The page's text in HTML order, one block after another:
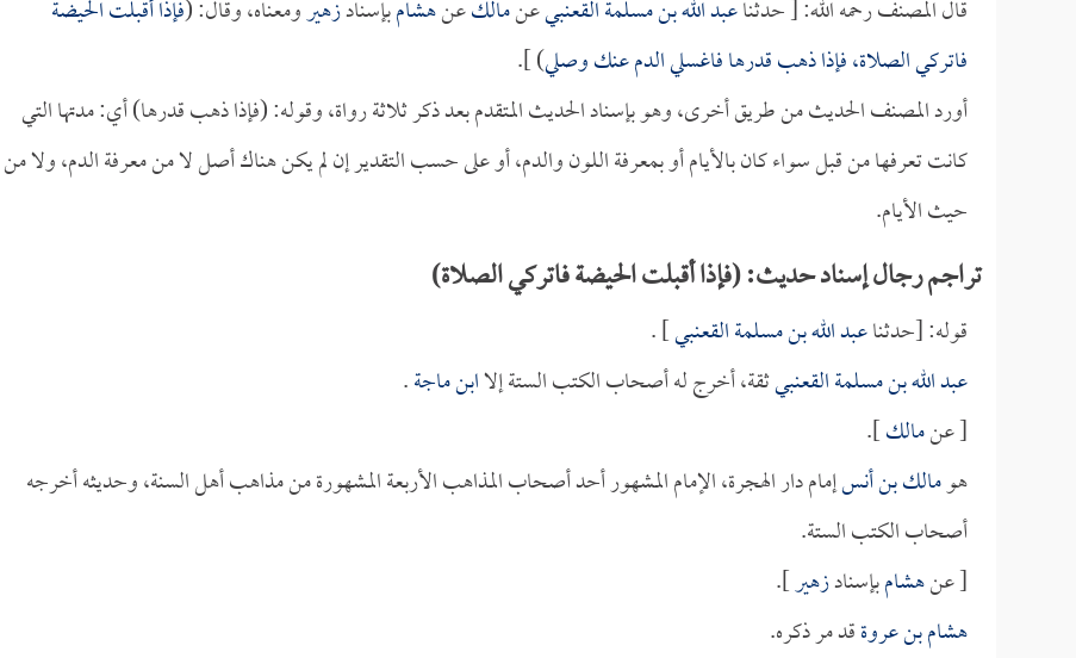
قال المصنف رحمه الله: [ حدثناعبد الله بن مسلمة القعنبيعنمالكعنهشامبإسنادزهيرومعناه، وقال: (فإذا أقبلت الحيضة
فاتركي الصلاة، فإذا ذهب قدرها فاغسلي الدم عنك وصلي) ].
أورد المصنف الحديث من طريق أخرى، وهو بإسناد الحديث المتقدم بعد ذكر ثلاثة رواة، وقوله: (فإذا ذهب قدرها) أي: مدتها التي
كانت تعرفها من قبل سواء كان بالأيام أو بمعرفة اللون والدم، أو على حسب التقدير إن لم يكن هناك أصل لا من معرفة الدم، ولا من
حيث الأيام.
تراجم رجال إسناد حديث: (فإذا أقبلت الحيضة فاتركي الصلاة)
قوله: [حدثناعبد الله بن مسلمة القعنبي] .
عبد الله بن مسلمة القعنبيثقة، أخرج له أصحاب الكتب الستة إلاابن ماجة.
[ عنمالك].
هومالك بن أنسإمام دار الهجرة، الإمام المشهور أحد أصحاب المذاهب الأربعة المشهورة من مذاهب أهل السنة، وحديثه أخرجه
أصحاب الكتب الستة.
[ عنهشامبإسنادزهير].
هشام بن عروةقد مر ذكره.